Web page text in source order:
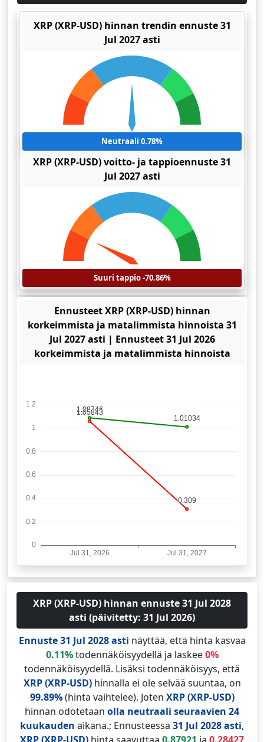
XRP (XRP-USD) hinnan trendin ennuste 31
Jul 2027 asti
Neutraali 0.78%
XRP (XRP-USD) voitto- ja tappioennuste 31
Jul 2027 asti
Suuri tappio -70.86%
Ennusteet XRP (XRP-USD) hinnan
korkeimmista ja matalimmista hinnoista 31
Jul 2027 asti | Ennusteet 31 Jul 2026
korkeimmista ja matalimmista hinnoista
XRP (XRP-USD) hinnan ennuste 31 Jul 2028
asti (päivitetty: 31 Jul 2026)
Ennuste 31 Jul 2028 asti näyttää, että hinta kasvaa
0.11%todennäköisyydellä ja laskee0%
todennäköisyydellä. Lisäksi todennäköisyys, että
XRP (XRP-USD)hinnalla ei ole selvää suuntaa, on
99.89%(hinta vaihtelee). Joten XRP (XRP-USD)
hinnan odotetaan olla neutraali seuraavien 24
kuukauden aikana.; Ennusteessa 31 Jul 2028 asti,